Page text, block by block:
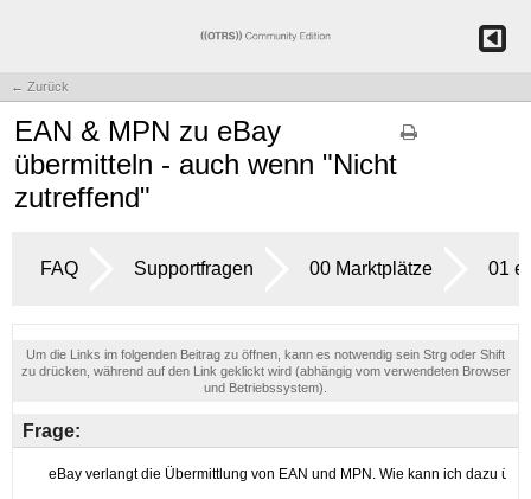
← Zurück
EAN & MPN zu eBay
übermitteln - auch wenn "Nicht
zutreffend"
FAQ Supportfragen 00 Marktplätze 01
Um die Links im folgenden Beitrag zu öffnen, kann es notwendig sein Strg oder Shift
zu drücken, während auf den Link geklickt wird (abhängig vom verwendeten Browser
und Betriebssystem).
Frage: